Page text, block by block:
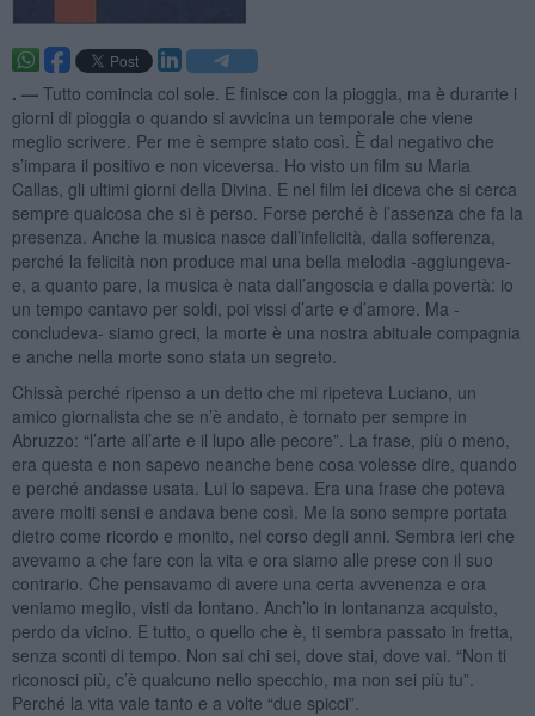
. — Tutto comincia col sole. E finisce con la pioggia, ma è durante i
giorni di pioggia o quando si avvicina un temporale che viene
meglio scrivere. Per me è sempre stato così. È dal negativo che
s’impara il positivo e non viceversa. Ho visto un film su Maria
Callas, gli ultimi giorni della Divina. E nel film lei diceva che si cerca
sempre qualcosa che si è perso. Forse perché è l’assenza che fa la
presenza. Anche la musica nasce dall’infelicità, dalla sofferenza,
perché la felicità non produce mai una bella melodia -aggiungeva-
e, a quanto pare, la musica è nata dall’angoscia e dalla povertà: io
un tempo cantavo per soldi, poi vissi d’arte e d’amore. Ma -
concludeva- siamo greci, la morte è una nostra abituale compagnia
e anche nella morte sono stata un segreto.
Chissà perché ripenso a un detto che mi ripeteva Luciano, un
amico giornalista che se n’è andato, è tornato per sempre in
Abruzzo: “l’arte all’arte e il lupo alle pecore”. La frase, più o meno,
era questa e non sapevo neanche bene cosa volesse dire, quando
e perché andasse usata. Lui lo sapeva. Era una frase che poteva
avere molti sensi e andava bene così. Me la sono sempre portata
dietro come ricordo e monito, nel corso degli anni. Sembra ieri che
avevamo a che fare con la vita e ora siamo alle prese con il suo
contrario. Che pensavamo di avere una certa avvenenza e ora
veniamo meglio, visti da lontano. Anch’io in lontananza acquisto,
perdo da vicino. E tutto, o quello che è, ti sembra passato in fretta,
senza sconti di tempo. Non sai chi sei, dove stai, dove vai. “Non ti
riconosci più, c’è qualcuno nello specchio, ma non sei più tu”.
Perché la vita vale tanto e a volte “due spicci”.